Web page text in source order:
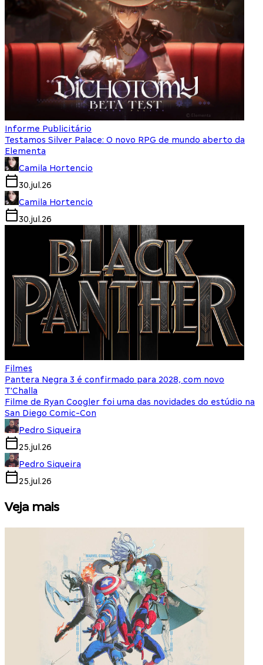
Informe Publicitário
Testamos Silver Palace: O novo RPG de mundo aberto da
Elementa
Camila Hortencio
30.jul.26
Camila Hortencio
30.jul.26
Filmes
Pantera Negra 3 é confirmado para 2028, com novo
T'Challa
Filme de Ryan Coogler foi uma das novidades do estúdio na
San Diego Comic-Con
Pedro Siqueira
25.jul.26
Pedro Siqueira
25.jul.26
Veja mais